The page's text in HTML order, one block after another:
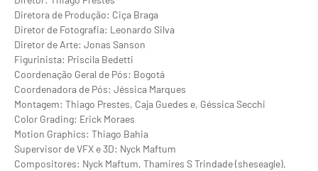
Diretora de Produção: Ciça Braga
Diretor de Fotografia: Leonardo Silva
Diretor de Arte: Jonas Sanson
Figurinista: Priscila Bedetti
Coordenação Geral de Pós: Bogotá
Coordenadora de Pós: Jéssica Marques
Montagem: Thiago Prestes, Caja Guedes e, Géssica Secchi
Color Grading: Erick Moraes
Motion Graphics: Thiago Bahia
Supervisor de VFX e 3D: Nyck Maftum
Compositores: Nyck Maftum, Thamires S Trindade (sheseagle),